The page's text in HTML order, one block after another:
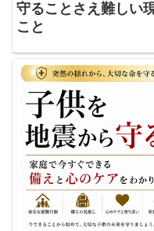
守ることさえ難しい
こと